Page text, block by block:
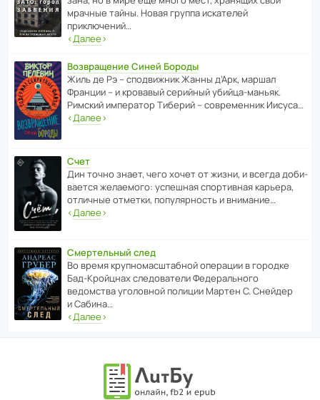
мрачные тайны. Новая группа иска­телей
приключений…
‹Далее›
Возвращение Синей Бороды
Жиль де Рэ – спод­ви­жник Жанны д’Арк, маршал
Франции – и кровавый серийный убийца-маньяк.
Римский импе­ратор Тиберий – совре­менник Иисуса…
‹Далее›
Счет
Дин точно знает, чего хочет от жизни, и всегда доби­
ва­ется жела­е­мого: успе­шная спор­ти­вная карьера,
отли­чные отметки, попу­ля­р­ность и внимание…
‹Далее›
Смертельный след
Во время круп­но­мас­ш­та­бной операции в городке
Бад‑Крой­цнах следо­ва­тели Феде­раль­ного
ведомства уголо­вной полиции Мартен С. Снейдер
и Сабина…
‹Далее›